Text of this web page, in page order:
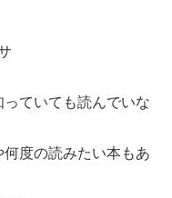
っていても読んでいな
度の読みたい本もあ